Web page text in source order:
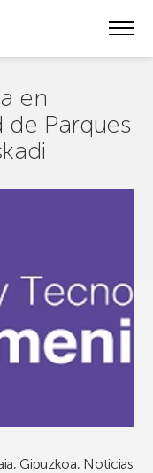
en
de Parques
,Gipuzkoa, Noticias